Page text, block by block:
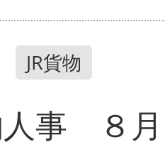
JR貨物
人事 ８